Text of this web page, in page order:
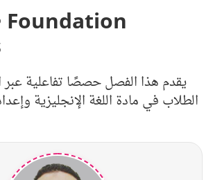
Foundation
يقدم هذا الفصل حصصًا تفاعلية عبر
الطلاب في مادة اللغة الإنجليزية